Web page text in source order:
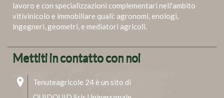
lavoro e con specializzazioni complementari nell'ambito
vitivinicolo e immobiliare quali: agronomi, enologi,
ingegneri, geometri, e mediatori agricoli.
Mettiti in contatto con noi
Tenuteagricole 24 è un sito di